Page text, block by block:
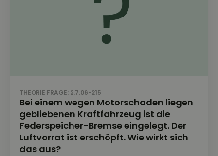
THEORIE FRAGE: 2.7.06-215
Bei einem wegen Motorschaden liegen
gebliebenen Kraftfahrzeug ist die
Federspeicher-Bremse eingelegt. Der
Luftvorrat ist erschöpft. Wie wirkt sich
das aus?